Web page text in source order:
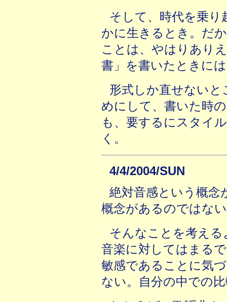
そして、時代を乗
かに生きるとき。だ
ことは、やはりあり
書」を書いたときに
形式しか直せない
めにして、書いた時
も、要するにスタイ
く。
4/4/2004/SUN
絶対音感という概念
概念があるのではな
そんなことを考え
音楽に対してはまる
敏感であることに気
ない。自分の中での